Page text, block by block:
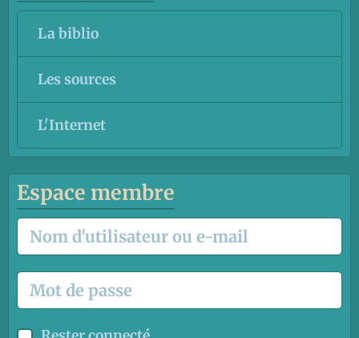
La biblio
Les sources
L'Internet
Espace membre